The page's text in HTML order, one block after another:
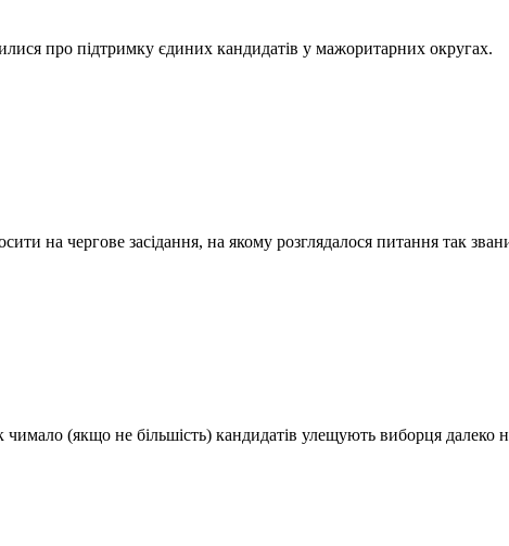
про підтримку єдиних кандидатів у мажоритарних округах.
на чергове засідання, на якому розглядалося питання так
(якщо не більшість) кандидатів улещують виборця далеко